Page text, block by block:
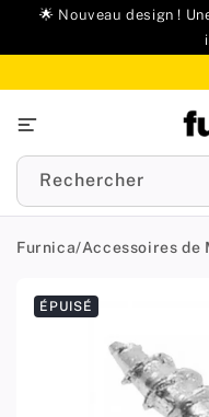
🌟 Nouveau design !
Rechercher
Furnica/Accessoires de
ÉPUISÉ
Passer aux
informations